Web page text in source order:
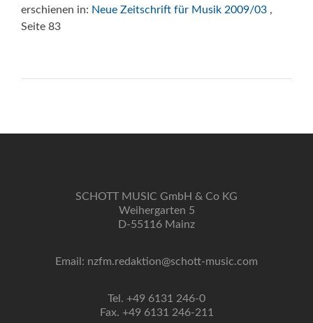
erschienen in: Neue Zeitschrift für Musik 2009/03 ,
Seite 83
SCHOTT MUSIC GmbH & Co KG
Weihergarten 5
D-55116 Mainz
Email: nzfm.redaktion@schott-music.com
Tel. +49 6131 246-0
Fax. +49 6131 246-211